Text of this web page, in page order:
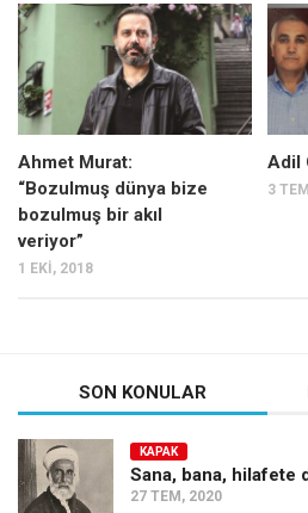
Mehmet Ali Tekin
Abir E. Nahas
Amina S. Jenenkovic
Bağdagül Öz
Esra Elönü
» Yazar arşivi
Bu Sayı
Kültür Sanat
Kitap
Karisi kitap sualleri
Ahmet Murat:
“Bozulmuş dünya bize
bozulmuş bir akıl
veriyor”
1 EKI, 2018
Adil
3
SON KONULAR
KAPAK
Sana, bana, hilafete
27 TEM, 2020